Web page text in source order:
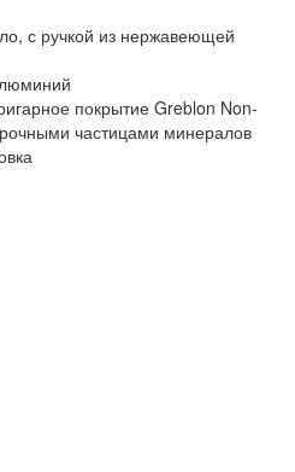
с ручкой из нержавеющей
покрытие Greblon Non-
частицами минералов